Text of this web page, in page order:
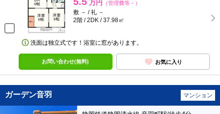
万円 （管理費等－）
敷 － / 礼 －
2階 / 2DK / 37.98㎡
洗面は独立式です！浴室に窓があります。
お問い合わせ(無料) お気に入り
ガーデン音羽 マンション